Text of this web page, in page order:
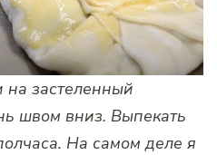
на застеленный
швом вниз. Выпекать
На самом деле я